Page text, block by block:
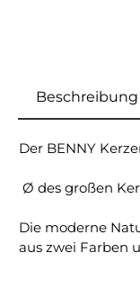
Beschreibung
Der BENNY
Ø des großen
Die moderne
aus zwei Farben